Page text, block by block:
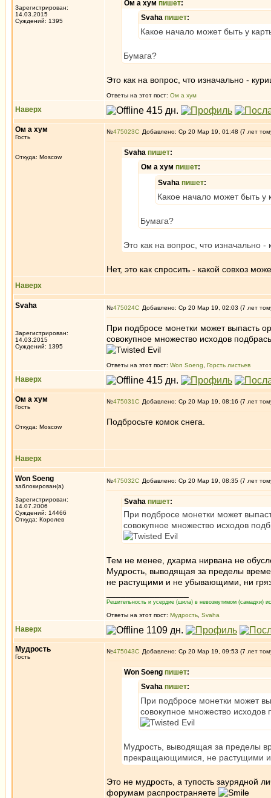
Зарегистрирован:
14.03.2015
Суждений: 1395
Ом а хум пишет:
Svaha пишет:
Какое начало может быть у
Бумага?
Это как на вопрос, что изначально -
Ответы на этот пост: Ом а хум
Наверх
Ом а хум
Гость
Откуда: Moscow
№475023 Добавлено: Ср 20 Мар 19, 01:48 (7 лет
Svaha пишет:
Ом а хум пишет:
Svaha пишет:
Какое начало может быть
Бумага?
Это как на вопрос, что изначально
Нет, это как спросить - какой совхоз
Наверх
Svaha
Зарегистрирован:
14.03.2015
Суждений: 1395
№475024 Добавлено: Ср 20 Мар 19, 02:03 (7 лет
При подбросе монетки может выпасть
совокупное множество исходов
Ответы на этот пост: Won Soeng Горсть листьев
Наверх
Ом а хум
Гость
Откуда: Moscow
№475031 Добавлено: Ср 20 Мар 19, 08:16 (7 лет
Подбросьте комок снега.
Наверх
Won Soeng
заблокирован(а)
Зарегистрирован:
14.07.2006
Суждений: 14466
Откуда: Королев
№475032 Добавлено: Ср 20 Мар 19, 08:35 (7 лет
Svaha пишет:
При подбросе монетки может
совокупное множество исходов
Тем не менее, дхарма нирвана не
Мудрость, выводящая за пределы
не растущими и не убывающими, ни
Решительность и усердие (шила) в невозмутимом (самадхи)
Ответы на этот пост: Мудрость Svaha
Наверх
Мудрость
Гость
№475043 Добавлено: Ср 20 Мар 19, 09:53 (7 лет
Won Soeng пишет:
Svaha пишет:
При подбросе монетки может
совокупное множество
Мудрость, выводящая за пределы
прекращающимися, не растущими
Это не мудрость, а тупость заурядной
форумам распространяете